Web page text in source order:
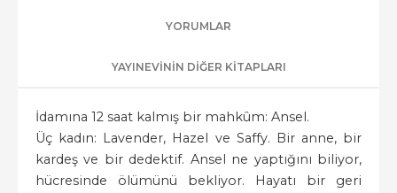
YORUMLAR
YAYINEVININ DIĞER KITAPLARI
İdamına 12 saat kalmış bir mahkûm: Ansel.
Üç kadın: Lavender, Hazel ve Saffy. Bir anne, bir
kardeş ve bir dedektif. Ansel ne yaptığını biliyor,
hücresinde ölümünü bekliyor. Hayatı bir geri